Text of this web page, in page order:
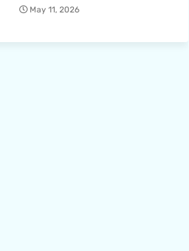
May 11, 2026